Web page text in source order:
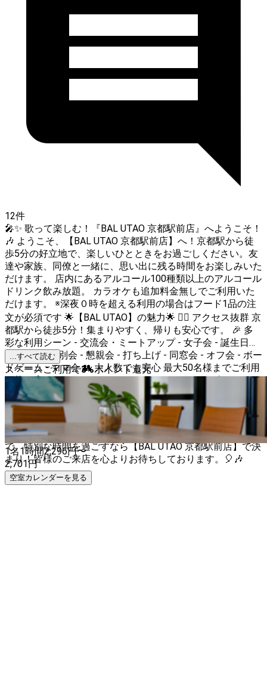
12件
🎤✨ 歌って楽しむ！『BAL UTAO 京都駅前店』へようこそ！
🎶 ようこそ、【BAL UTAO 京都駅前店】へ！京都駅から徒
歩5分の好立地で、楽しいひとときをお過ごしください。友
達や家族、同僚と一緒に、思い出に残る時間をお楽しみいた
だけます。 店内にあるアルコール100種類以上のアルコール
ドリンク飲み放題。 カラオケも追加料金無しでご利用いた
だけます。 ※深夜０時を超える利用の場合はフード1品の注
文が必須です 🌟【BAL UTAO】の魅力🌟 🚶‍♂️ アクセス抜群 京
都駅から徒歩5分！集まりやすく、帰りも安心です。 🎉 多
彩な利用シーン - 交流会・ミートアップ - 女子会 - 誕生日会
- 歓迎会・送別会 - 懇親会 - 打ち上げ - 同窓会 - オフ会 - ボー
ドゲーム - ママ会 👥 大人数でも安心 最大50名様までご利用
可能！広々としたスペースで、みんなでワイワイ楽しめま
す。 🎶 カラオケで盛り上がろう 最新のカラオケ機器を完
備！お気に入りの曲で盛り上がりましょう。 🍽️ お食事も充
実 パーティーにぴったりのフードメニューもご用意してい
ます。お腹も心も満たされること間違いなし！ 京都の中心
で、特別な時間を過ごすなら【BAL UTAO 京都駅前店】で決
まり！皆様のご来店を心よりお待ちしております。🎈🎶
...すべて読む
スペースご利用で3%ポイント還元
1名1時間2,296円〜
2,701円
空室カレンダーを見る